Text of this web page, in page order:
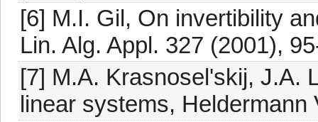
[6] M.I. Gil, On invertibility
Lin. Alg. Appl. 327 (2001),
[7] M.A. Krasnosel'skij, J.A.
linear systems, Heldermann